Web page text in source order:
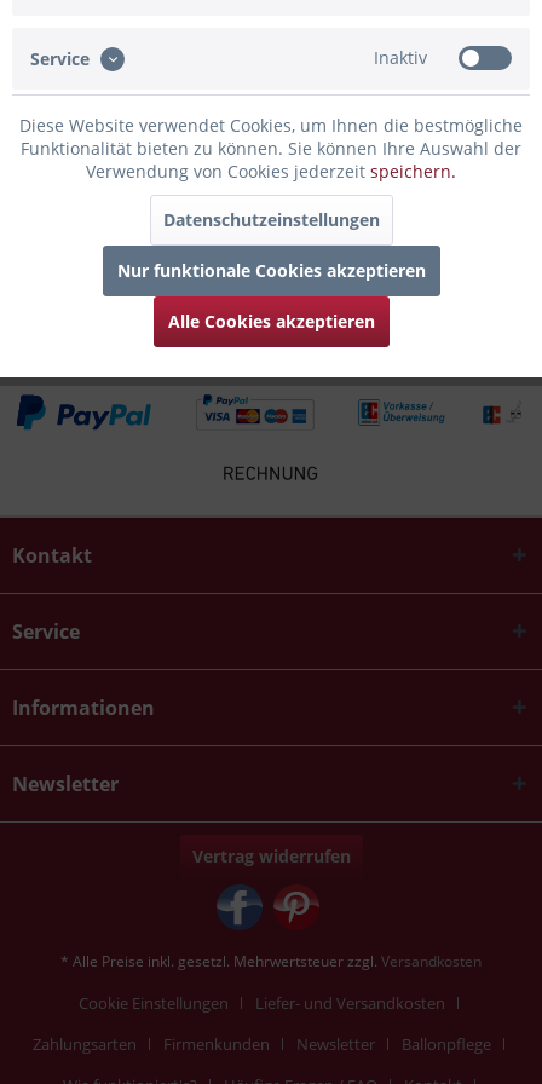
Infos zum Hersteller
Zubehör 4
Kunden kauften auch
Kunden haben sich ebenfalls angesehen
Kontakt
Service
Informationen
Newsletter
Vertrag widerrufen
* Alle Preise inkl. gesetzl. Mehrwertsteuer zzgl. Versandkosten
Cookie Einstellungen
Liefer- und Versandkosten
Zahlungsarten
Firmenkunden Newsletter
Ballonpflege
Service Inaktiv
Diese Website verwendet Cookies, um Ihnen die bestmögliche
Funktionalität bieten zu können. Sie können Ihre Auswahl der
Verwendung von Cookies jederzeit speichern.
Datenschutzeinstellungen
Nur funktionale Cookies akzeptieren
Alle Cookies akzeptieren